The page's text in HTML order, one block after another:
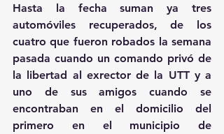
Hasta la fecha suman ya tres
automóviles recuperados, de los
cuatro que fueron robados la semana
pasada cuando un comando privó de
la libertad al exrector de la UTT y a
uno de sus amigos cuando se
encontraban en el domicilio del
primero en el municipio de